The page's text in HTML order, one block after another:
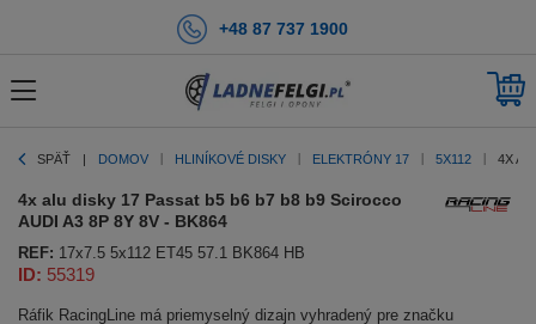
+48 87 737 1900
SPÄŤ DOMOV HLINÍKOVÉ DISKY ELEKTRÓNY 17 5X112 4X
4x alu disky 17 Passat b5 b6 b7 b8 b9 Scirocco
AUDI A3 8P 8Y 8V - BK864
REF: 17x7.5 5x112 ET45 57.1 BK864 HB
ID: 55319
Ráfik RacingLine má priemyselný dizajn vyhradený pre značku